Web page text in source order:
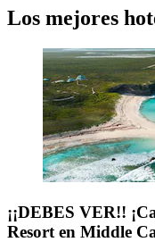
Los mejores
¡¡DEBES VER!!
Resort en Middle